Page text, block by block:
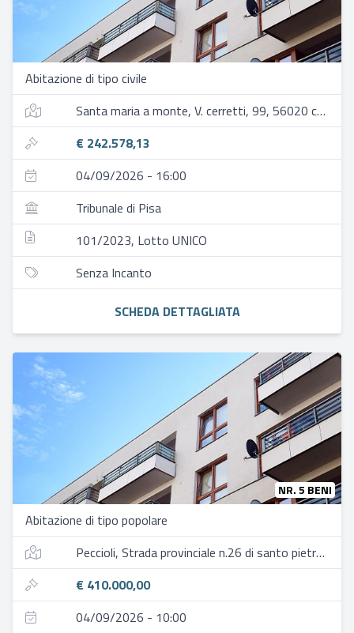
Abitazione di tipo civile
Santa maria a monte, V. cerretti, 99, 56020 cerretti pi, italia
€ 242.578,13
04/09/2026 - 16:00
Tribunale di Pisa
101/2023, Lotto UNICO
Senza Incanto
SCHEDA DETTAGLIATA
NR. 5 BENI
Abitazione di tipo popolare
Peccioli, Strada provinciale n.26 di santo pietro n.10, frazione di la bianca
€ 410.000,00
04/09/2026 - 10:00